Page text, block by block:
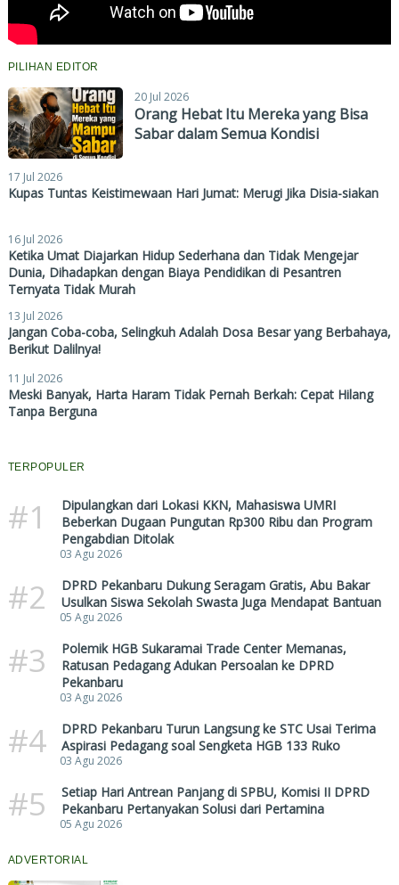
PILIHAN EDITOR
20 Jul 2026
Orang Hebat Itu Mereka yang Bisa
Sabar dalam Semua Kondisi
17 Jul 2026
Kupas Tuntas Keistimewaan Hari Jumat: Merugi Jika Disia-siakan
16 Jul 2026
Ketika Umat Diajarkan Hidup Sederhana dan Tidak Mengejar
Dunia, Dihadapkan dengan Biaya Pendidikan di Pesantren
Ternyata Tidak Murah
13 Jul 2026
Jangan Coba-coba, Selingkuh Adalah Dosa Besar yang Berbahaya,
Berikut Dalilnya!
11 Jul 2026
Meski Banyak, Harta Haram Tidak Pernah Berkah: Cepat Hilang
Tanpa Berguna
TERPOPULER
#1
Dipulangkan dari Lokasi KKN, Mahasiswa UMRI
Beberkan Dugaan Pungutan Rp300 Ribu dan Program
Pengabdian Ditolak
03 Agu 2026
#2
DPRD Pekanbaru Dukung Seragam Gratis, Abu Bakar
Usulkan Siswa Sekolah Swasta Juga Mendapat Bantuan
05 Agu 2026
#3
Polemik HGB Sukaramai Trade Center Memanas,
Ratusan Pedagang Adukan Persoalan ke DPRD
Pekanbaru
03 Agu 2026
#4
DPRD Pekanbaru Turun Langsung ke STC Usai Terima
Aspirasi Pedagang soal Sengketa HGB 133 Ruko
03 Agu 2026
#5
Setiap Hari Antrean Panjang di SPBU, Komisi II DPRD
Pekanbaru Pertanyakan Solusi dari Pertamina
05 Agu 2026
ADVERTORIAL